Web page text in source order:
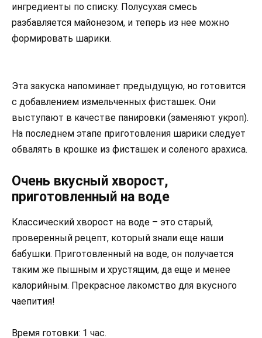
ингредиенты по списку. Полусухая смесь
разбавляется майонезом, и теперь из нее можно
формировать шарики.
Эта закуска напоминает предыдущую, но готовится
с добавлением измельченных фисташек. Они
выступают в качестве панировки (заменяют укроп).
На последнем этапе приготовления шарики следует
обвалять в крошке из фисташек и соленого арахиса.
Очень вкусный хворост,
приготовленный на воде
Классический хворост на воде – это старый,
проверенный рецепт, который знали еще наши
бабушки. Приготовленный на воде, он получается
таким же пышным и хрустящим, да еще и менее
калорийным. Прекрасное лакомство для вкусного
чаепития!
Время готовки: 1 час.